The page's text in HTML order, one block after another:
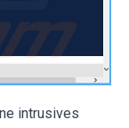
intrusives